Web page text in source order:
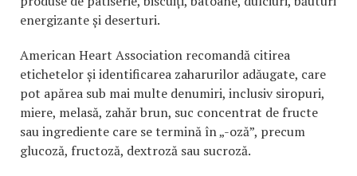
energizante și deserturi.
American Heart Association recomandă citirea
etichetelor și identificarea zaharurilor adăugate, care
pot apărea sub mai multe denumiri, inclusiv siropuri,
miere, melasă, zahăr brun, suc concentrat de fructe
sau ingrediente care se termină în „-oză”, precum
glucoză, fructoză, dextroză sau sucroză.